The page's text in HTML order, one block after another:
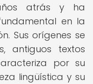
atrás y ha
en la
Sus orígenes se
antiguos textos
por su
lingüística y su